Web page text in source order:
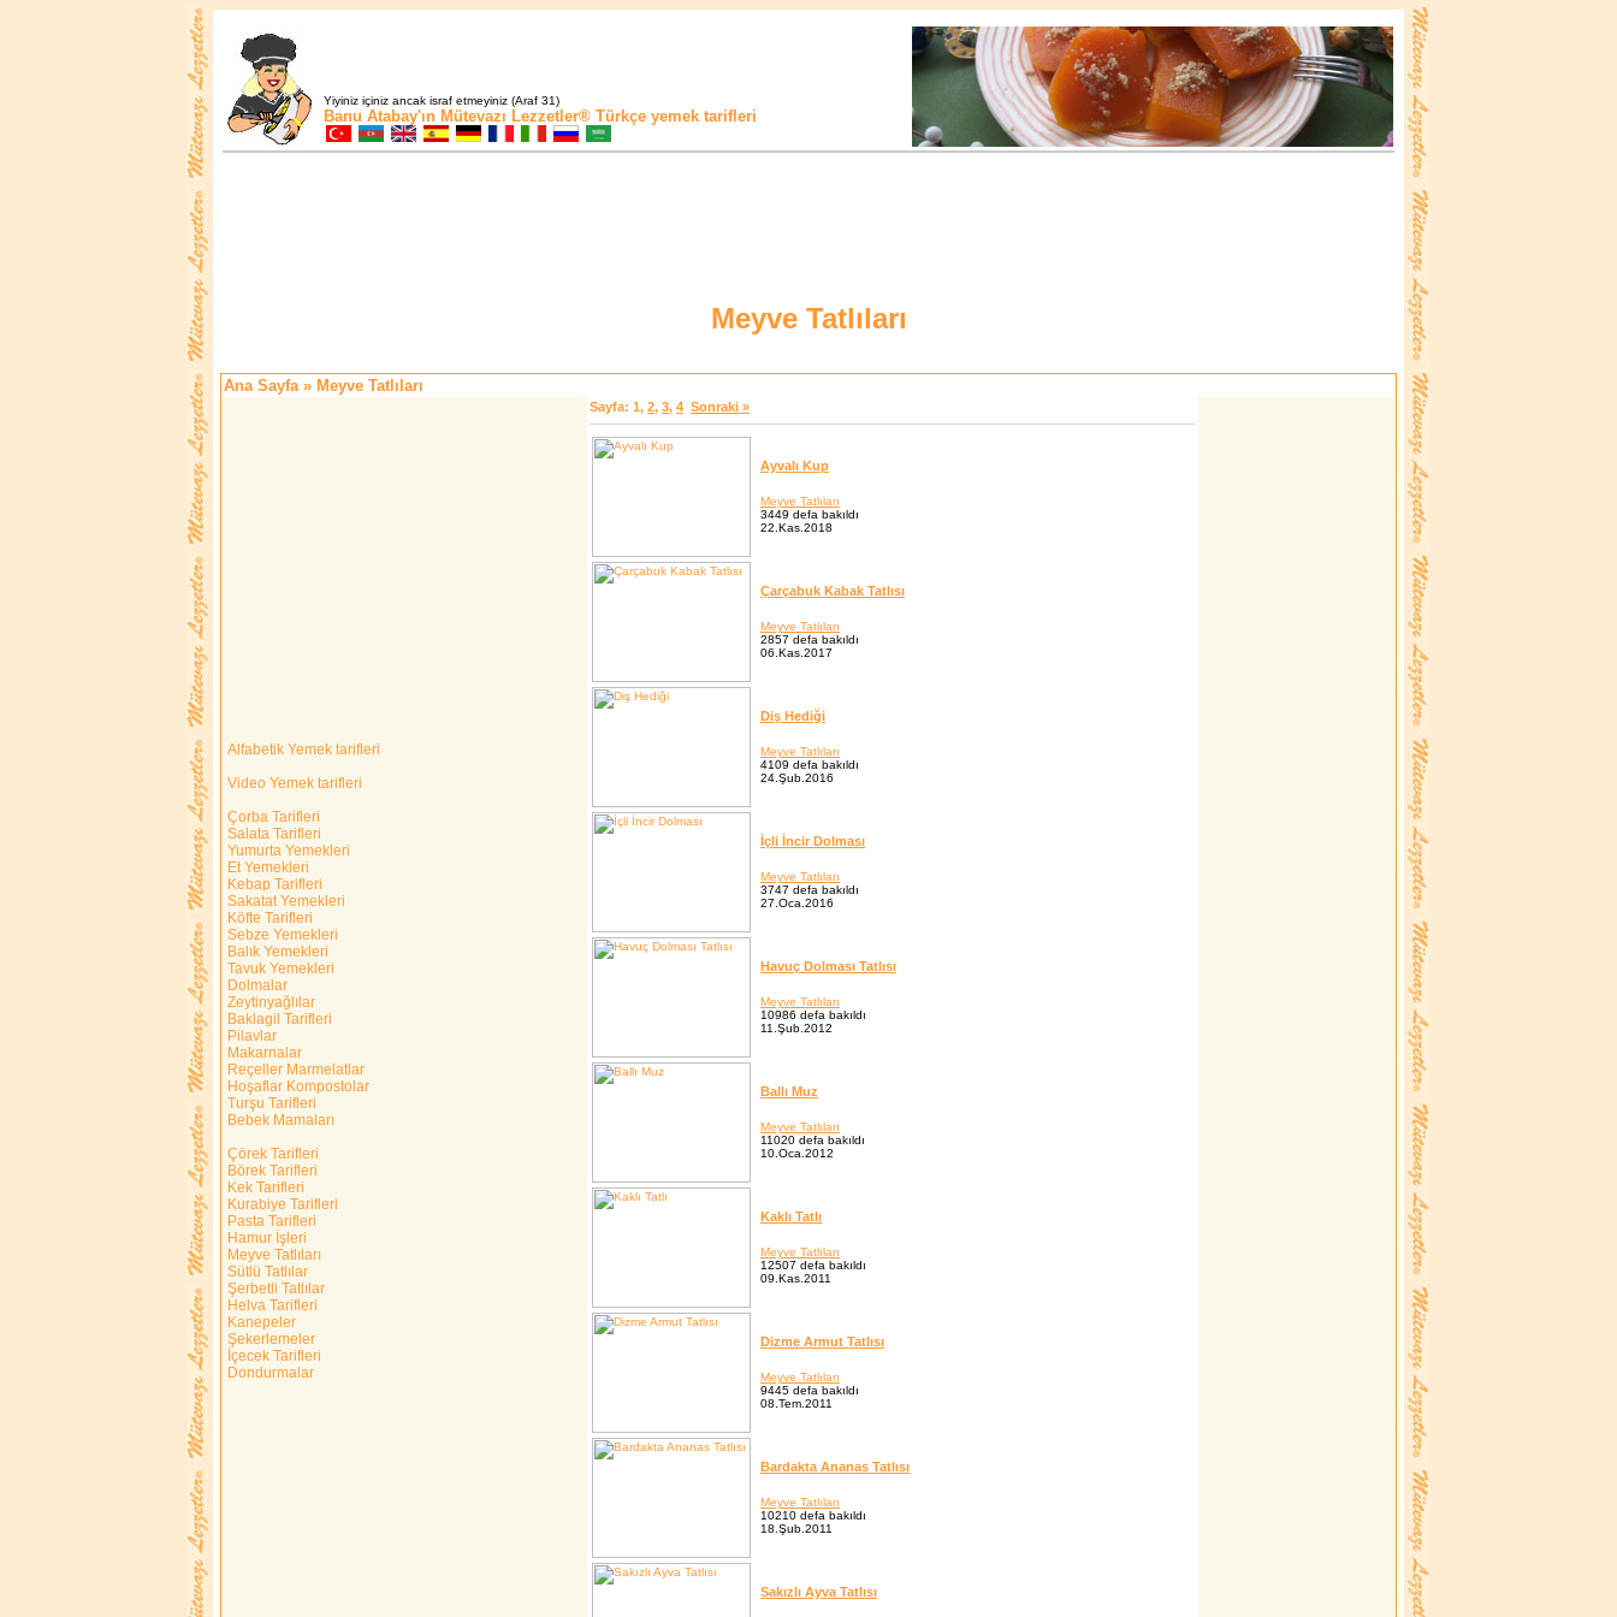
Yiyiniz içiniz ancak israf etmeyiniz (Araf 31)
Banu Atabay'ın Mütevazı Lezzetler® Türkçe yemek tarifleri
Meyve Tatlıları
Ana Sayfa» Meyve Tatlıları
Alfabetik Yemek tarifleri
Video Yemek tarifleri
Çorba Tarifleri
Salata Tarifleri
Yumurta Yemekleri
Et Yemekleri
Kebap Tarifleri
Sakatat Yemekleri
Köfte Tarifleri
Sebze Yemekleri
Balık Yemekleri
Tavuk Yemekleri
Dolmalar
Zeytinyağlılar
Baklagil Tarifleri
Pilavlar
Makarnalar
Reçeller Marmelatlar
Hoşaflar Kompostolar
Turşu Tarifleri
Bebek Mamaları
Çörek Tarifleri
Börek Tarifleri
Kek Tarifleri
Kurabiye Tarifleri
Pasta Tarifleri
Hamur İşleri
Meyve Tatlıları
Sütlü Tatlılar
Şerbetli Tatlılar
Helva Tarifleri
Kanepeler
Şekerlemeler
İçecek Tarifleri
Dondurmalar
Sayfa: 1, 2, 3, 4 Sonraki »
Ayvalı Kup
Meyve Tatlıları
3449 defa bakıldı
22.Kas.2018
Çarçabuk Kabak Tatlısı
Meyve Tatlıları
2857 defa bakıldı
06.Kas.2017
Diş Hediği
Meyve Tatlıları
4109 defa bakıldı
24.Şub.2016
İçli İncir Dolması
Meyve Tatlıları
3747 defa bakıldı
27.Oca.2016
Havuç Dolması Tatlısı
Meyve Tatlıları
10986 defa bakıldı
11.Şub.2012
Ballı Muz
Meyve Tatlıları
11020 defa bakıldı
10.Oca.2012
Kaklı Tatlı
Meyve Tatlıları
12507 defa bakıldı
09.Kas.2011
Dizme Armut Tatlısı
Meyve Tatlıları
9445 defa bakıldı
08.Tem.2011
Bardakta Ananas Tatlısı
Meyve Tatlıları
10210 defa bakıldı
18.Şub.2011
Sakızlı Ayva Tatlısı